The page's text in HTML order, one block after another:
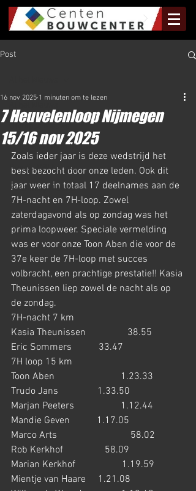
Post
Olympus Nieuws
Halve Marathon Nieuws
Rundje Mill Nieuws
Kuilenloop Nieuws
7 Heuvelenloop Nijmegen
15/16 nov 2025
16 nov 2025 1 minuten om te lezen
Zoals ieder jaar is deze wedstrijd het
best bezocht door onze leden. Ook dit
jaar weer in totaal 17 deelnames aan de
7H-nacht en 7H-loop. Zowel
zaterdagavond als op zondag was het
prima loopweer. Speciale vermelding
was er voor onze Toon Aben die voor de
37e keer de 7H-loop met succes
volbracht, een prachtige prestatie!! Kasia
Theunissen liep zowel de nacht als op
de zondag.
7H-nacht 7 km
Kasia Theunissen                 38.55
Eric Sommers           33.47
7H loop 15 km
Toon Aben                           1.23.33
Trudo Jans                1.33.50
Marjan Peeters                   1.12.44
Mandie Geven           1.17.05
Marco Arts                              58.02
Rob Kerkhof                 58.09
Marian Kerkhof                   1.19.59
Mientje van Haare     1.21.08